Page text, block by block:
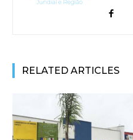
RELATED ARTICLES